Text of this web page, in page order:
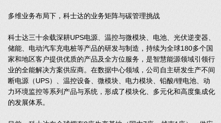
多维业务布局下，科士达的业务矩阵与碳管理挑战
科士达三十余载深耕UPS电源、温控与微模块、电池、光伏逆变器、
储能、电动汽车充电桩等产品的研发与制造，持续为全球180多个国
家和地区客户提供优质的产品及全方位服务，是智慧能源领域引领行
业的全能解决方案供应商。在数据中心领域，公司自主研发生产不间
断电源（UPS）、温控设备、微模块、电力模块、铅酸/锂电池、动
力环境监控等系列产品与系统，形成了模块化、多元化和高度集成化
的发展体系。